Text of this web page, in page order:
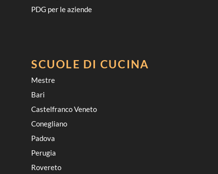
PDG per le aziende
SCUOLE DI CUCINA
Mestre
Bari
Castelfranco Veneto
Conegliano
Padova
Perugia
Rovereto